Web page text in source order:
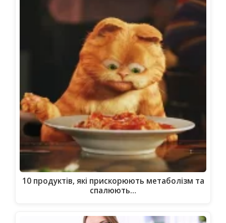
10 продуктів, які прискорюють метаболізм та
спалюють…